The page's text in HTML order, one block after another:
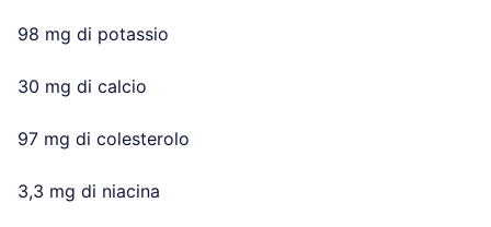
98 mg di potassio
30 mg di calcio
97 mg di colesterolo
3,3 mg di niacina